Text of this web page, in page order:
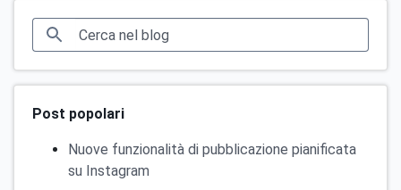
Post popolari
Nuove funzionalità di pubblicazione pianificata
su Instagram